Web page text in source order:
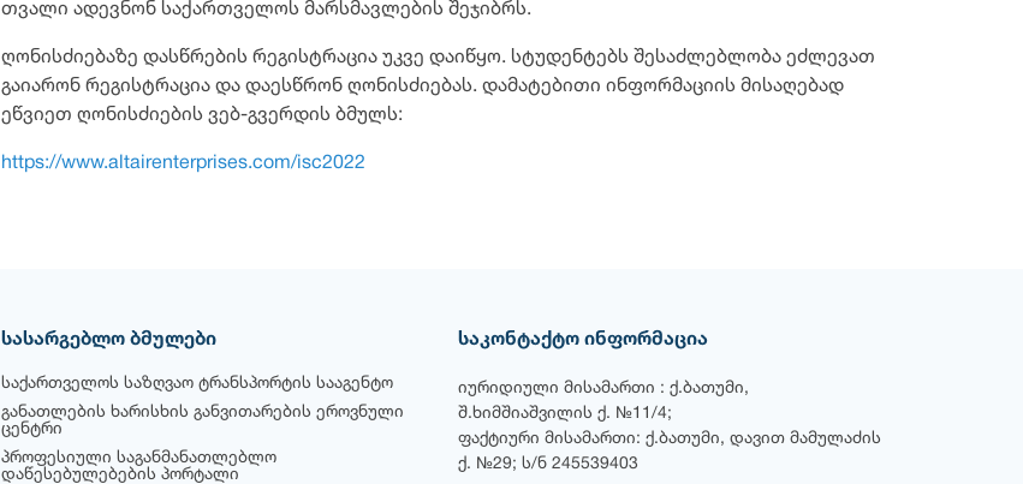
თვალი ადევნონ საქართველოს მარსმავლების შეჯიბრს.
ღონისძიებაზე დასწრების რეგისტრაცია უკვე დაიწყო. სტუდენტებს შესაძლებლობა ეძლევათ
გაიარონ რეგისტრაცია და დაესწრონ ღონისძიებას. დამატებითი ინფორმაციის მისაღებად
ეწვიეთ ღონისძიების ვებ-გვერდის ბმულს:
https://www.altairenterprises.com/isc2022
სასარგებლო ბმულები
საქართველოს საზღვაო ტრანსპორტის სააგენტო
განათლების ხარისხის განვითარების ეროვნული
ცენტრი
პროფესიული საგანმანათლებლო
დაწესებულებების პორტალი
საკონტაქტო ინფორმაცია
იურიდიული მისამართი : ქ.ბათუმი,
შ.ხიმშიაშვილის ქ. №11/4;
ფაქტიური მისამართი: ქ.ბათუმი, დავით მამულაძის
ქ. №29; ს/ნ 245539403